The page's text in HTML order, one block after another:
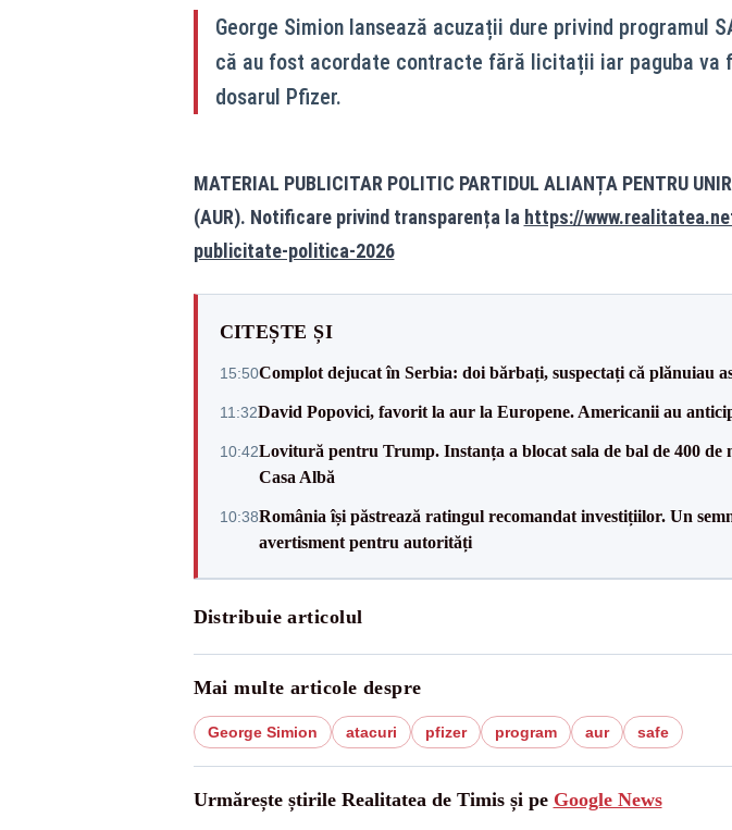
George Simion lansează acuzații dure privind programul
că au fost acordate contracte fără licitații iar paguba va
dosarul Pfizer.
MATERIAL PUBLICITAR POLITIC PARTIDUL ALIANȚA PENTRU
(AUR). Notificare privind transparența la https://
publicitate-politica-2026
CITEȘTE ȘI
15:50Complot dejucat în Serbia: doi bărbați, suspectați că plănuiau
11:32David Popovici, favorit la aur la Europene. Americanii au
10:42Lovitură pentru Trump. Instanța a blocat sala de bal de 400 de
Casa Albă
10:38România își păstrează ratingul recomandat investițiilor. Un
avertisment pentru autorități
Distribuie articolul
Mai multe articole despre
George Simion atacuri pfizer program aur safe
Urmărește știrile Realitatea de Timis și pe Google News